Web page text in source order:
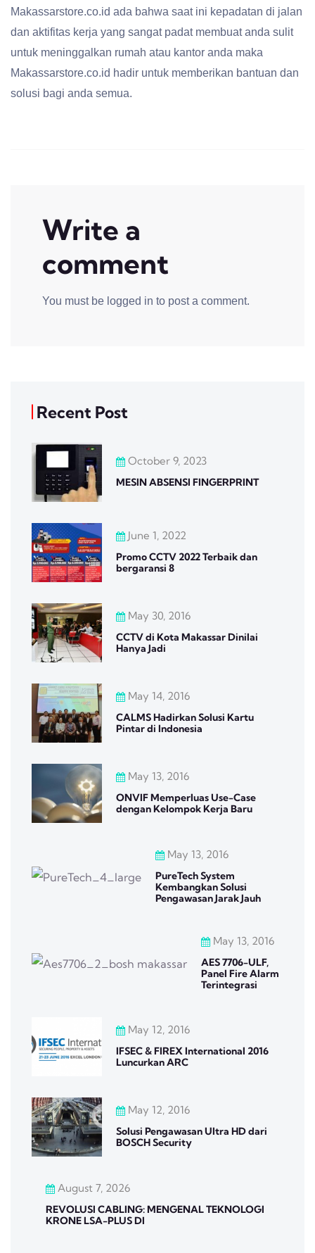
Makassarstore.co.id ada bahwa saat ini kepadatan di jalan
dan aktifitas kerja yang sangat padat membuat anda sulit
untuk meninggalkan rumah atau kantor anda maka
Makassarstore.co.id hadir untuk memberikan bantuan dan
solusi bagi anda semua.
Write a
comment
You must be logged in to post a comment.
Recent Post
October 9, 2023
MESIN ABSENSI FINGERPRINT
June 1, 2022
Promo CCTV 2022 Terbaik dan
bergaransi 8
May 30, 2016
CCTV di Kota Makassar Dinilai
Hanya Jadi
May 14, 2016
CALMS Hadirkan Solusi Kartu
Pintar di Indonesia
May 13, 2016
ONVIF Memperluas Use-Case
dengan Kelompok Kerja Baru
May 13, 2016
PureTech System
Kembangkan Solusi
Pengawasan Jarak Jauh
May 13, 2016
AES 7706-ULF,
Panel Fire Alarm
Terintegrasi
May 12, 2016
IFSEC & FIREX International 2016
Luncurkan ARC
May 12, 2016
Solusi Pengawasan Ultra HD dari
BOSCH Security
August 7, 2026
REVOLUSI CABLING: MENGENAL TEKNOLOGI
KRONE LSA-PLUS DI